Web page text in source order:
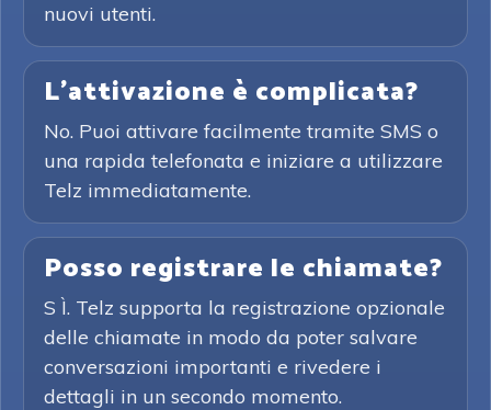
nuovi utenti.
L'attivazione è complicata?
No. Puoi attivare facilmente tramite SMS o
una rapida telefonata e iniziare a utilizzare
Telz immediatamente.
Posso registrare le chiamate?
S Ì. Telz supporta la registrazione opzionale
delle chiamate in modo da poter salvare
conversazioni importanti e rivedere i
dettagli in un secondo momento.